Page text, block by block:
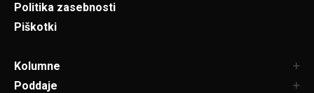
Politika zasebnosti
Piškotki
Kolumne
Poddaje